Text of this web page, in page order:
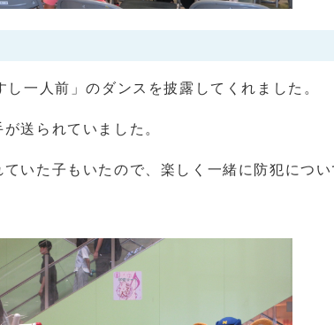
一人前」のダンスを披露してくれました。
送られていました。
いた子もいたので、楽しく一緒に防犯につい